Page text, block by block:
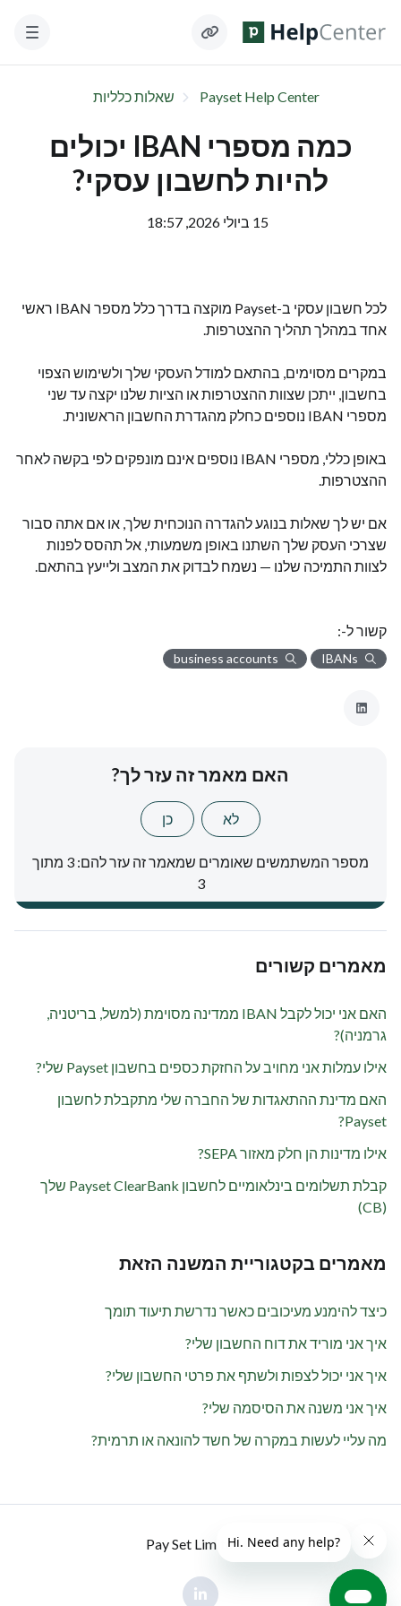
Payset Help Center שאלות כלליות
כמה מספרי IBAN יכולים
להיות לחשבון עסקי?
15 ביולי 2026, 18:57
לכל חשבון עסקי ב-Payset מוקצה בדרך כלל מספר IBAN ראשי
אחד במהלך תהליך ההצטרפות.
במקרים מסוימים, בהתאם למודל העסקי שלך ולשימוש הצפוי
בחשבון, ייתכן שצוות ההצטרפות או הציות שלנו יקצה עד שני
מספרי IBAN נוספים כחלק מהגדרת החשבון הראשונית.
באופן כללי, מספרי IBAN נוספים אינם מונפקים לפי בקשה לאחר
ההצטרפות.
אם יש לך שאלות בנוגע להגדרה הנוכחית שלך, או אם אתה סבור
שצרכי העסק שלך השתנו באופן משמעותי, אל תהסס לפנות
לצוות התמיכה שלנו — נשמח לבדוק את המצב ולייעץ בהתאם.
קשור ל-:
IBANs
business accounts
האם מאמר זה עזר לך?
לא כן
מספר המשתמשים שאומרים שמאמר זה עזר להם: 3 מתוך
3
מאמרים קשורים
האם אני יכול לקבל IBAN ממדינה מסוימת (למשל, בריטניה,
גרמניה)?
אילו עמלות אני מחויב על החזקת כספים בחשבון Payset שלי?
האם מדינת ההתאגדות של החברה שלי מתקבלת לחשבון
Payset?
אילו מדינות הן חלק מאזור SEPA?
קבלת תשלומים בינלאומיים לחשבון Payset ClearBank שלך
(CB)
מאמרים בקטגוריית המשנה הזאת
כיצד להימנע מעיכובים כאשר נדרשת תיעוד תומך
איך אני מוריד את דוח החשבון שלי?
איך אני יכול לצפות ולשתף את פרטי החשבון שלי?
איך אני משנה את הסיסמה שלי?
מה עליי לעשות במקרה של חשד להונאה או תרמית?
© Pay Set Limited